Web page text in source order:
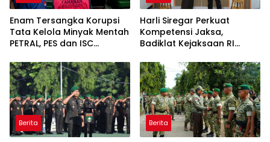
Enam Tersangka Korupsi
Tata Kelola Minyak Mentah
PETRAL, PES dan ISC
Umum
Harli Siregar Perkuat
Kompetensi Jaksa,
Badiklat Kejaksaan RI
Sertifikasi Profesional
Berita Berita